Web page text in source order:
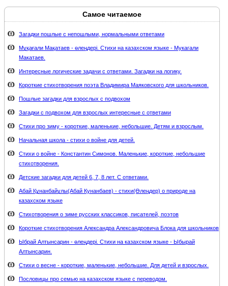
Самое читаемое
Загадки пошлые с непошлыми, нормальными ответами
Мұқағали Мақатаев - өлеңдері. Стихи на казахском языке - Мукагали
Макатаев.
Интересные логические задачи с ответами. Загадки на логику.
Короткие стихотворения поэта Владимира Маяковского для школьников.
Пошлые загадки для взрослых с подвохом
Загадки с подвохом для взрослых интересные с ответами
Стихи про зиму - короткие, маленькие, небольшие. Детям и взрослым.
Начальная школа - стихи о войне для детей.
Стихи о войне - Константин Симонов. Маленькие, короткие, небольшие
стихотворения.
Детские загадки для детей 6, 7, 8 лет. С ответами.
Абай Құнанбайұлы(Абай Кунанбаев) - стихи(Өлеңдер) о природе на
казахском языке
Стихотворения о зиме русских классиков, писателей, поэтов
Короткие стихотворения Александра Александровича Блока для школьников
Ыбрай Алтынсарин - өлеңдері. Стихи на казахском языке - Ыбырай
Алтынсарин.
Стихи о весне - короткие, маленькие, небольшие. Для детей и взрослых.
Пословицы про семью на казахском языке с переводом.